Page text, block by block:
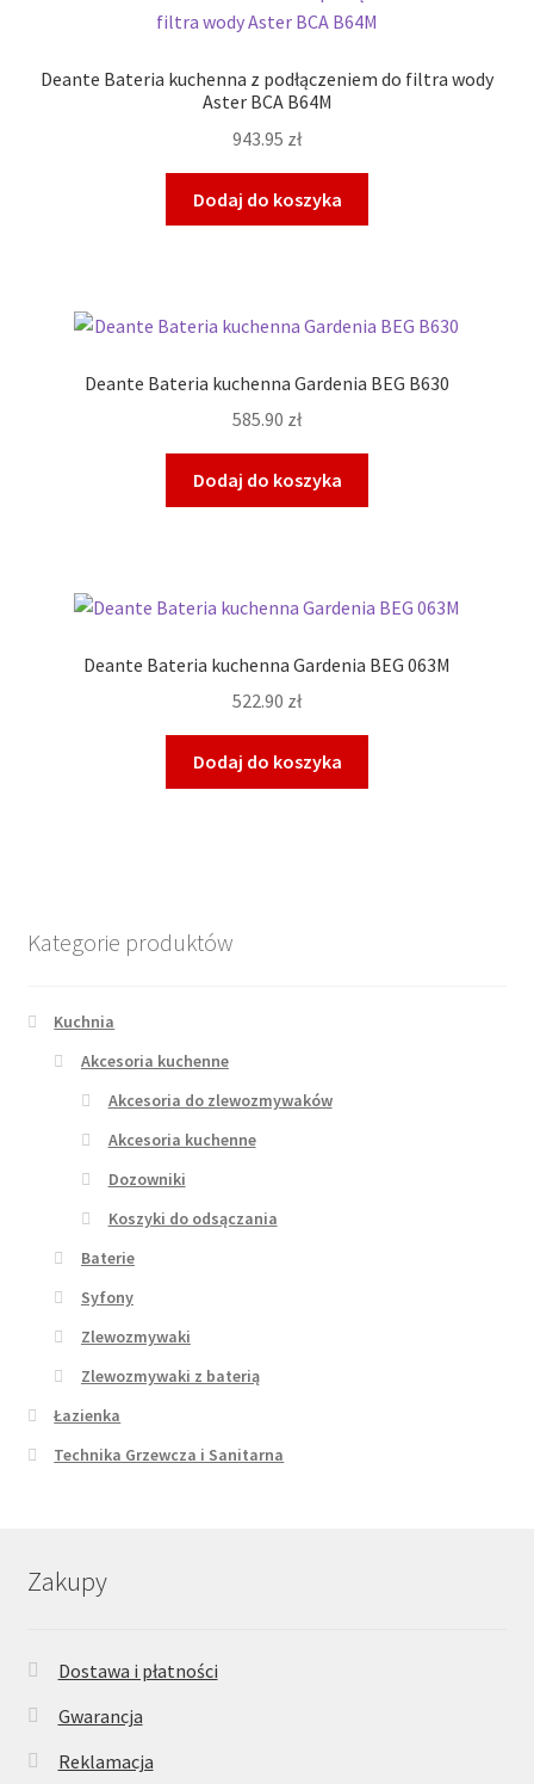
Deante Bateria kuchenna z podłączeniem do filtra wody
Aster BCA B64M
943.95 zł
Dodaj do koszyka
Deante Bateria kuchenna Gardenia BEG B630
585.90 zł
Dodaj do koszyka
Deante Bateria kuchenna Gardenia BEG 063M
522.90 zł
Dodaj do koszyka
Kategorie produktów
Kuchnia
Akcesoria kuchenne
Akcesoria do zlewozmywaków
Akcesoria kuchenne
Dozowniki
Koszyki do odsączania
Baterie
Syfony
Zlewozmywaki
Zlewozmywaki z baterią
Łazienka
Technika Grzewcza i Sanitarna
Zakupy
Dostawa i płatności
Gwarancja
Reklamacja